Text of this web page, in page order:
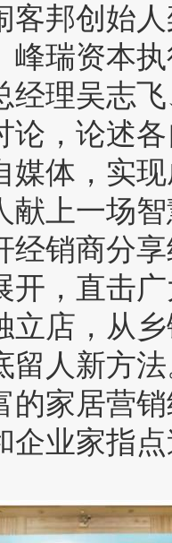
客邦创始
峰瑞资本
经理吴志
论，论述
媒体，实
献上一场
经销商分
开，直击
立店，从
留人新方
的家居营
企业家指